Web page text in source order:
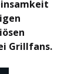
Grillfans.